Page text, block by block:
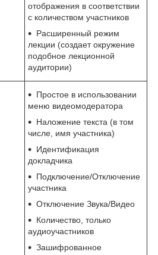
отображения в соответствии
с количеством участников
Расширенный режим
лекции (создает окружение
подобное лекционной
аудитории)
Простое в использовании
меню видеомодератора
Наложение текста (в том
числе, имя участника)
Идентификация
докладчика
Подключение/Отключение
участника
Отключение Звука/Видео
Количество, только
аудиоучастников
Зашифрованное